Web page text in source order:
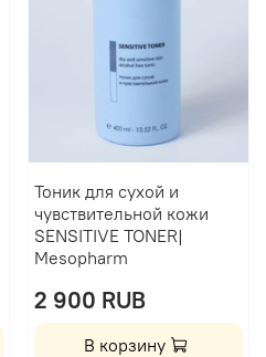
Тоник для сухой и
чувствительной кожи
SENSITIVE TONER|
Mesopharm
2 900 RUB
В корзину